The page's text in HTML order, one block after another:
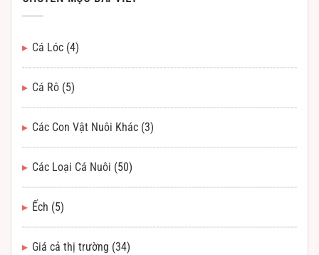
Cá Lóc (4)
Cá Rô (5)
Các Con Vật Nuôi Khác (3)
Các Loại Cá Nuôi (50)
Ếch (5)
Giá cả thị trường (34)